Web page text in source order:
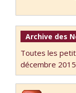
Archive des
Toutes les
décembre 2015